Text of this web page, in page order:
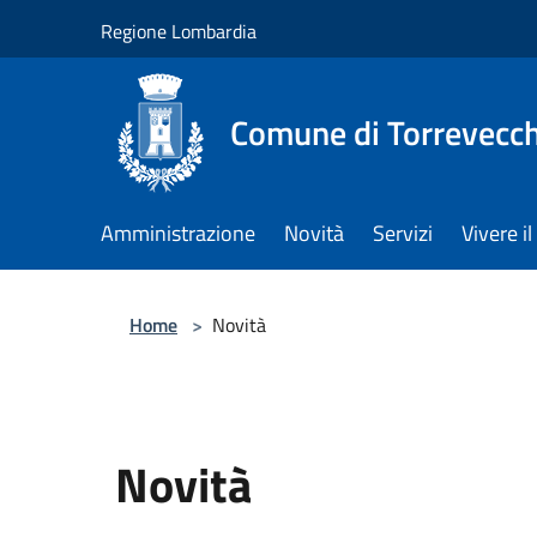
Regione Lombardia
Comune di
Amministrazione Novità Servizi Vivere
Home > Novità
Novità